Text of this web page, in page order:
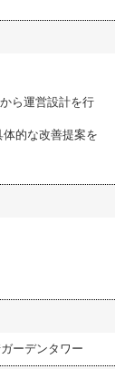
ら運営設計を行
的な改善提案を
ーデンタワー